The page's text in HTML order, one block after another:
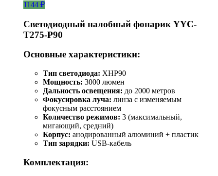
1144 ₽
Светодиодный налобный фонарик YYC-
T275-P90
Основные характеристики:
Тип светодиода: XHP90
Мощность: 3000 люмен
Дальность освещения: до 2000 метров
Фокусировка луча: линза с изменяемым
фокусным расстоянием
Количество режимов: 3 (максимальный,
мигающий, средний)
Корпус: анодированный алюминий + пластик
Тип зарядки: USB-кабель
Комплектация: